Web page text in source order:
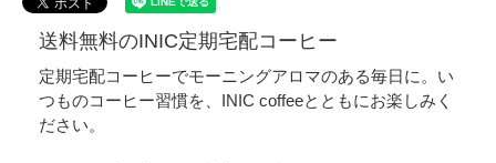
送料無料のINIC定期宅配コーヒー
定期宅配コーヒーでモーニングアロマのある毎日に。い
つものコーヒー習慣を、INIC coffeeとともにお楽しみく
ださい。